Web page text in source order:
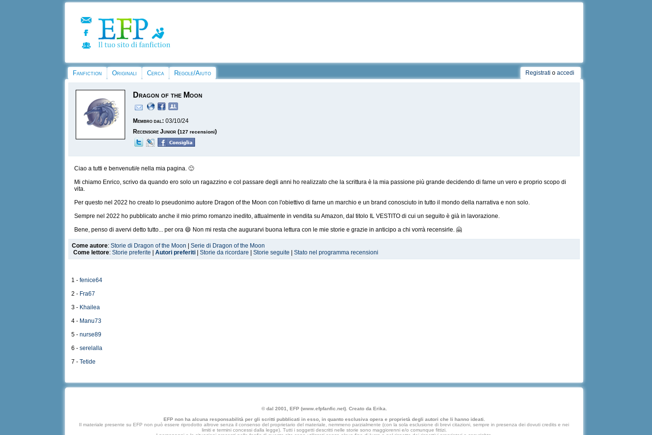
Fanfiction Originali Cerca Regole/Aiuto Registrati o accedi
Dragon of the Moon
Membro dal: 03/10/24
Recensore Junior (127 recensioni)
Ciao a tutti e benvenuti/e nella mia pagina. 🙂
Mi chiamo Enrico, scrivo da quando ero solo un ragazzino e col passare degli anni ho realizzato che la scrittura è la mia passione più grande decidendo di farne un vero e proprio scopo di
vita.
Per questo nel 2022 ho creato lo pseudonimo autore Dragon of the Moon con l'obiettivo di farne un marchio e un brand conosciuto in tutto il mondo della narrativa e non solo.
Sempre nel 2022 ho pubblicato anche il mio primo romanzo inedito, attualmente in vendita su Amazon, dal titolo IL VESTITO di cui un seguito è già in lavorazione.
Bene, penso di avervi detto tutto... per ora 😄 Non mi resta che augurarvi buona lettura con le mie storie e grazie in anticipo a chi vorrà recensirle. 🤗
Come autore:Storie di Dragon of the Moon |Serie di Dragon of the Moon
Come lettore:Storie preferite |Autori preferiti |Storie da ricordare |Storie seguite |Stato nel programma recensioni
1 -fenice64
2 - Fra67
3 - Khailea
4 - Manu73
5 -nurse89
6 -serelalla
7 -Tetide
© dal 2001, EFP (www.efpfanfic.net). Creato da Erika.
EFP non ha alcuna responsabilità per gli scritti pubblicati in esso, in quanto esclusiva opera e proprietà degli autori che li hanno ideati.
Il materiale presente su EFP non può essere riprodotto altrove senza il consenso del proprietario del materiale, nemmeno parzialmente (con la sola esclusione di brevi citazioni, sempre in presenza dei dovuti credits e nei
limiti e termini concessi dalla legge). Tutti i soggetti descritti nelle storie sono maggiorenni e/o comunque fittizi.